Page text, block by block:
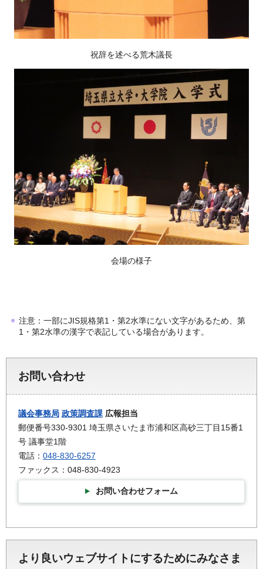
祝辞を述べる荒木議長
会場の様子
注意：一部にJIS規格第1・第2水準にない文字があるため、第
1・第2水準の漢字で表記している場合があります。
お問い合わせ
議会事務局 政策調査課 広報担当
郵便番号330-9301 埼玉県さいたま市浦和区高砂三丁目15番1
号 議事堂1階
電話： 048-830-6257
ファックス：048-830-4923
お問い合わせフォーム
より良いウェブサイトにするためにみなさま